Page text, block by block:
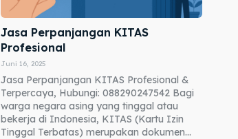
Jasa Perpanjangan KITAS
Profesional
Juni 16, 2025
Jasa Perpanjangan KITAS Profesional &
Terpercaya, Hubungi: 088290247542 Bagi
warga negara asing yang tinggal atau
bekerja di Indonesia, KITAS (Kartu Izin
Tinggal Terbatas) merupakan dokumen...